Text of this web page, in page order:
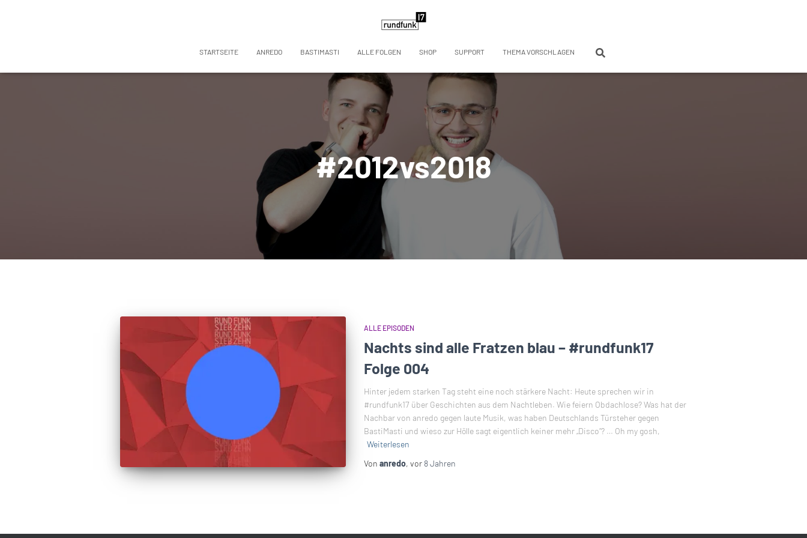
STARTSEITE ANREDO BASTIMASTI ALLE FOLGEN SHOP SUPPORT THEMA VORSCHLAGEN
#2012vs2018
ALLE EPISODEN
Nachts sind alle Fratzen blau – #rundfunk17
Folge 004
Hinter jedem starken Tag steht eine noch stärkere Nacht: Heute sprechen wir in
#rundfunk17 über Geschichten aus dem Nachtleben. Wie feiern Obdachlose? Was hat der
Nachbar von anredo gegen laute Musik, was haben Deutschlands Türsteher gegen
BastiMasti und wieso zur Hölle sagt eigentlich keiner mehr „Disco“? … Oh my gosh,
Weiterlesen
Von anredo, vor 8 Jahren